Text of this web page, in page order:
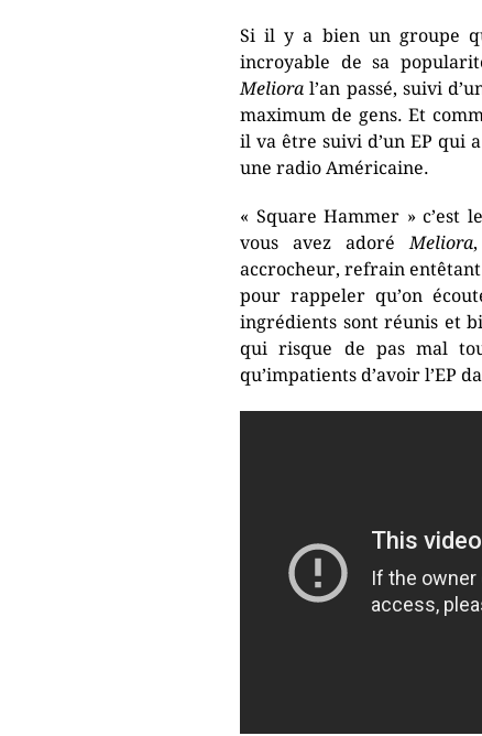
Si il y a bien un groupe
incroyable de sa
Meliora l’an passé, suivi
maximum de gens. Et
il va être suivi d’un EP qui
une radio Américaine.
« Square Hammer » c’est
vous avez adoréMeliora
accrocheur, refrain
pour rappeler qu’on
ingrédients sont réunis et
qui risque de pas mal
qu’impatients d’avoir l’EP